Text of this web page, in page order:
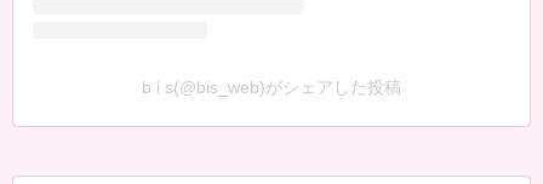
b i s(@bis_web)がシェアした投稿